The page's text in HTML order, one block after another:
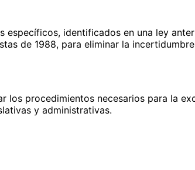
identificados en una ley
de 1988, para eliminar la
los procedimientos necesarios para la
y administrativas.